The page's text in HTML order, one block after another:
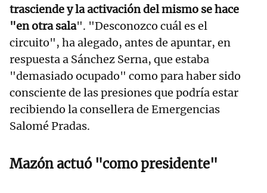
trasciende y la activación del mismo se hace
"en otra sala". "Desconozco cuál es el
circuito", ha alegado, antes de apuntar, en
respuesta a Sánchez Serna, que estaba
"demasiado ocupado" como para haber sido
consciente de las presiones que podría estar
recibiendo la consellera de Emergencias
Salomé Pradas.
Mazón actuó "como presidente"